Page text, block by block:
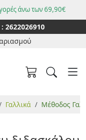
άνω των 69,90€
2622026910
Γαλλικά Μέθοδος